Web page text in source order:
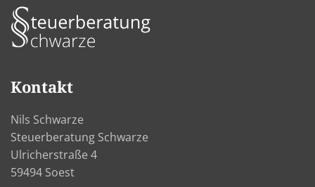
Kontakt
Nils Schwarze
Steuerberatung Schwarze
Ulricherstraße 4
59494 Soest